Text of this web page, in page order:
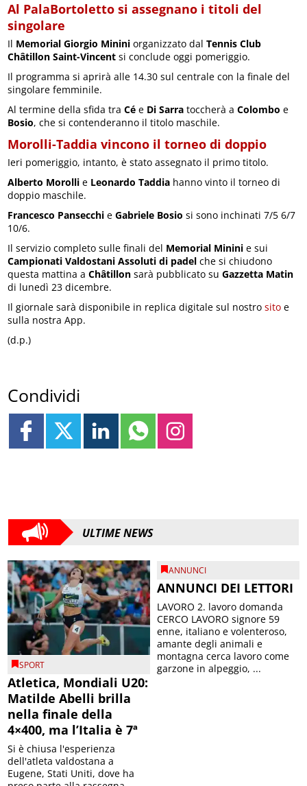
Al PalaBortoletto si assegnano i titoli del
singolare
Il Memorial Giorgio Minini organizzato dalTennis Club
Châtillon Saint-Vincent si conclude oggi pomeriggio.
Il programma si aprirà alle 14.30 sul centrale con la finale del
singolare femminile.
Al termine della sfida traCé e Di Sarra toccherà aColombo e
Bosio, che si contenderanno il titolo maschile.
Morolli-Taddia vincono il torneo di doppio
Ieri pomeriggio, intanto, è stato assegnato il primo titolo.
Alberto Morolli e Leonardo Taddia hanno vinto il torneo di
doppio maschile.
Francesco Pansecchi eGabriele Bosio si sono inchinati 7/5 6/7
10/6.
Il servizio completo sulle finali del Memorial Minini e sui
Campionati Valdostani Assoluti di padel che si chiudono
questa mattina aChâtillon sarà pubblicato suGazzetta Matin
di lunedì 23 dicembre.
Il giornale sarà disponibile in replica digitale sul nostrosito e
sulla nostra App.
(d.p.)
Condividi
ULTIME NEWS
SPORT
Atletica, Mondiali U20:
Matilde Abelli brilla
nella finale della
4×400, ma l’Italia è 7ª
Si è chiusa l'esperienza
dell'atleta valdostana a
Eugene, Stati Uniti, dove ha
ANNUNCI
ANNUNCI DEI LETTORI
LAVORO 2. lavoro domanda
CERCO LAVORO signore 59
enne, italiano e volenteroso,
amante degli animali e
montagna cerca lavoro come
garzone in alpeggio, ...